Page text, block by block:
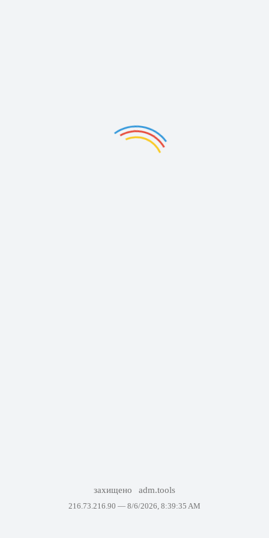
захищено adm.tools
216.73.216.90 — 8/6/2026, 8:39:35 AM